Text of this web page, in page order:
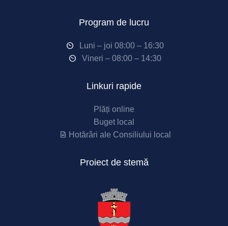
Program de lucru
Luni – joi 08:00 – 16:30
Vineri – 08:00 – 14:30
Linkuri rapide
Plăți online
Buget local
Hotărâri ale Consiliului local
Proiect de stemă